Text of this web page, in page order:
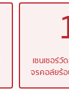
เซนเซอร์
จรคอล์ยร้